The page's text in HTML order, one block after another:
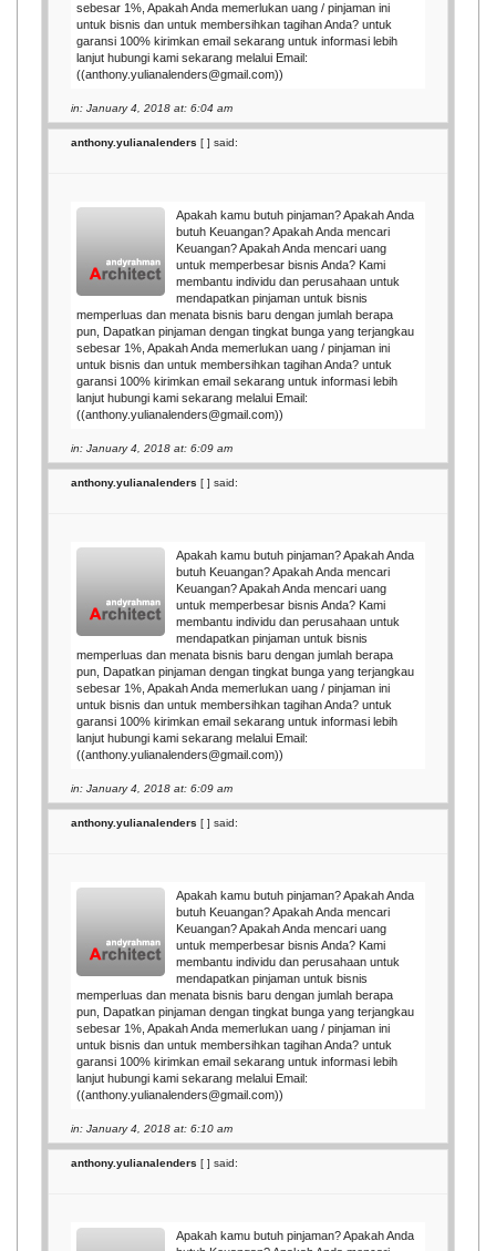
sebesar 1%, Apakah Anda memerlukan uang / pinjaman ini
untuk bisnis dan untuk membersihkan tagihan Anda? untuk
garansi 100% kirimkan email sekarang untuk informasi lebih
lanjut hubungi kami sekarang melalui Email:
((anthony.yulianalenders@gmail.com))
in: January 4, 2018 at: 6:04 am
anthony.yulianalenders [] said:
Apakah kamu butuh pinjaman? Apakah Anda
butuh Keuangan? Apakah Anda mencari
Keuangan? Apakah Anda mencari uang
untuk memperbesar bisnis Anda? Kami
membantu individu dan perusahaan untuk
mendapatkan pinjaman untuk bisnis
memperluas dan menata bisnis baru dengan jumlah berapa
pun, Dapatkan pinjaman dengan tingkat bunga yang terjangkau
sebesar 1%, Apakah Anda memerlukan uang / pinjaman ini
untuk bisnis dan untuk membersihkan tagihan Anda? untuk
garansi 100% kirimkan email sekarang untuk informasi lebih
lanjut hubungi kami sekarang melalui Email:
((anthony.yulianalenders@gmail.com))
in: January 4, 2018 at: 6:09 am
anthony.yulianalenders [] said:
Apakah kamu butuh pinjaman? Apakah Anda
butuh Keuangan? Apakah Anda mencari
Keuangan? Apakah Anda mencari uang
untuk memperbesar bisnis Anda? Kami
membantu individu dan perusahaan untuk
mendapatkan pinjaman untuk bisnis
memperluas dan menata bisnis baru dengan jumlah berapa
pun, Dapatkan pinjaman dengan tingkat bunga yang terjangkau
sebesar 1%, Apakah Anda memerlukan uang / pinjaman ini
untuk bisnis dan untuk membersihkan tagihan Anda? untuk
garansi 100% kirimkan email sekarang untuk informasi lebih
lanjut hubungi kami sekarang melalui Email:
((anthony.yulianalenders@gmail.com))
in: January 4, 2018 at: 6:09 am
anthony.yulianalenders [] said:
Apakah kamu butuh pinjaman? Apakah Anda
butuh Keuangan? Apakah Anda mencari
Keuangan? Apakah Anda mencari uang
untuk memperbesar bisnis Anda? Kami
membantu individu dan perusahaan untuk
mendapatkan pinjaman untuk bisnis
memperluas dan menata bisnis baru dengan jumlah berapa
pun, Dapatkan pinjaman dengan tingkat bunga yang terjangkau
sebesar 1%, Apakah Anda memerlukan uang / pinjaman ini
untuk bisnis dan untuk membersihkan tagihan Anda? untuk
garansi 100% kirimkan email sekarang untuk informasi lebih
lanjut hubungi kami sekarang melalui Email:
((anthony.yulianalenders@gmail.com))
in: January 4, 2018 at: 6:10 am
anthony.yulianalenders [] said:
Apakah kamu butuh pinjaman? Apakah Anda